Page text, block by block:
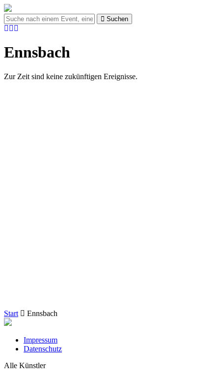
Suchen
Ennsbach
Zur Zeit sind keine zukünftigen Ereignisse.
Start Ennsbach
Impressum
Datenschutz
Alle Künstler